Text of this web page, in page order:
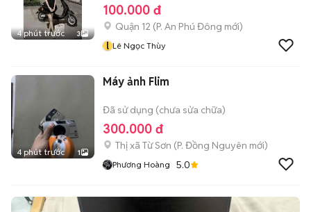
4 phút trước 3
100.000 đ
Quận 12 (P. An Phú Đông mới)
l Lê Ngọc Thùy
4 phút trước 1
Máy ảnh Flim
Đã sử dụng (chưa sửa chữa)
300.000 đ
Thị xã Từ Sơn (P. Đồng Nguyên mới)
Phương Hoàng 5.0